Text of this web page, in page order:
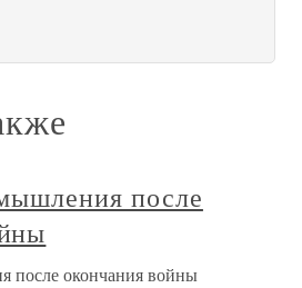
после
после окончания войны